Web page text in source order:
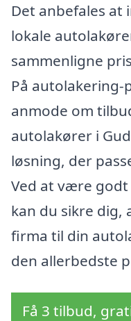
Det anbefales
lokale
sammenligne
På autolakering-
anmode om
autolakører i
løsning, der
Ved at være
kan du sikre
firma til din
den allerbedste
Få 3 tilbud,